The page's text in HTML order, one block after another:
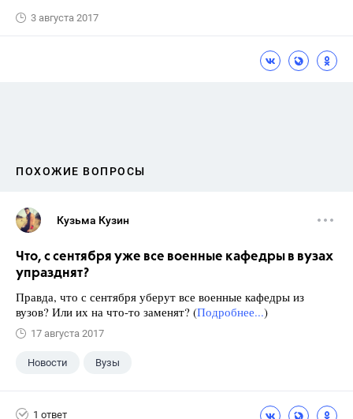
3 августа 2017
ПОХОЖИЕ ВОПРОСЫ
Кузьма Кузин
Что, с сентября уже все военные кафедры в вузах
упразднят?
Правда, что с сентября уберут все военные кафедры из
вузов? Или их на что-то заменят? (Подробнее...)
17 августа 2017
Новости Вузы
1 ответ